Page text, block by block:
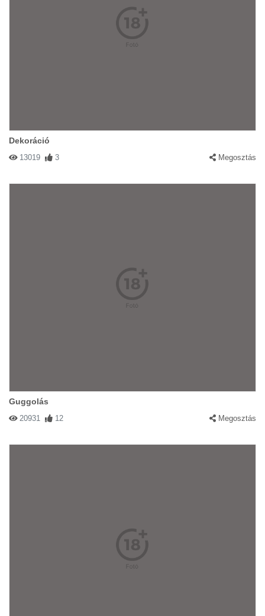
Dekoráció
13019 3 Megosztás
Guggolás
20931 12 Megosztás